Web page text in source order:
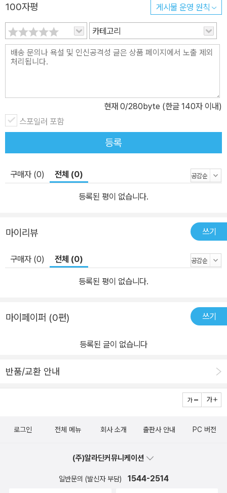
100자평 게시물 운영 원칙
카테고리
현재 0/280byte (한글 140자 이내)
스포일러 포함
등록
구매자 (0) 전체 (0)
등록된 평이 없습니다.
마이리뷰 쓰기
구매자 (0) 전체 (0)
등록된 평이 없습니다.
마이페이퍼 (0편) 쓰기
등록된 글이 없습니다
반품/교환 안내
로그인 전체 메뉴 회사 소개 출판사 안내 PC 버전
(주)알라딘커뮤니케이션
일반문의 (발신자 부담) 1544-2514